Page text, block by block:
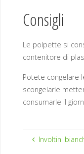
Consigli
Le polpette si
contenitore di
Potete congelare
scongelarle
consumarle il
Involtini